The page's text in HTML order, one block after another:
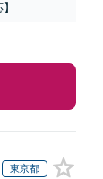
東京都